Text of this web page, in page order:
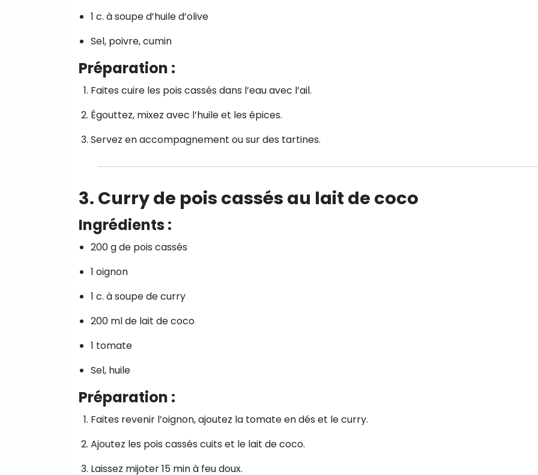
1 c. à soupe d’huile d’olive
Sel, poivre, cumin
Préparation :
Faites cuire les pois cassés dans l’eau avec l’ail.
Égouttez, mixez avec l’huile et les épices.
Servez en accompagnement ou sur des tartines.
3. Curry de pois cassés au lait de coco
Ingrédients :
200 g de pois cassés
1 oignon
1 c. à soupe de curry
200 ml de lait de coco
1 tomate
Sel, huile
Préparation :
Faites revenir l’oignon, ajoutez la tomate en dés et le curry.
Ajoutez les pois cassés cuits et le lait de coco.
Laissez mijoter 15 min à feu doux.